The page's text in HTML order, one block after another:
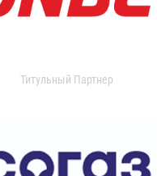
Титульный Партнер